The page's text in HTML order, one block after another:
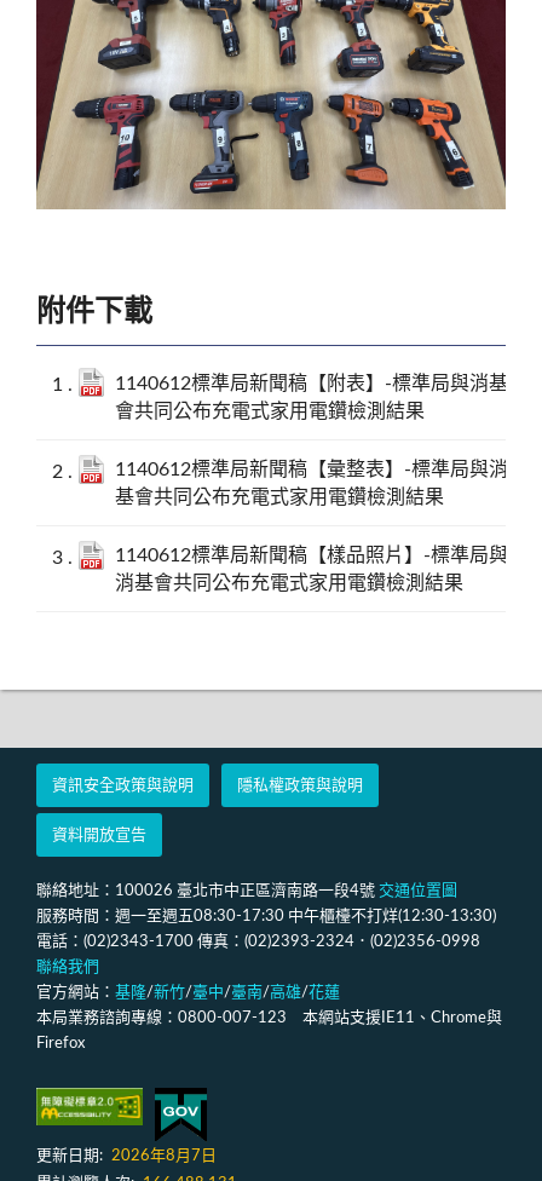
附件下載
1140612標準局新聞稿【附表】-標準局與消基
會共同公布充電式家用電鑽檢測結果
1140612標準局新聞稿【彙整表】-標準局與消
基會共同公布充電式家用電鑽檢測結果
1140612標準局新聞稿【樣品照片】-標準局與
消基會共同公布充電式家用電鑽檢測結果
資訊安全政策與說明 隱私權政策與說明
資料開放宣告
聯絡地址：100026 臺北市中正區濟南路一段4號 交通位置圖
服務時間：週一至週五08:30-17:30 中午櫃檯不打烊(12:30-13:30)
電話：(02)2343-1700 傳真：(02)2393-2324．(02)2356-0998
聯絡我們
官方網站： 基隆/新竹/臺中/臺南/高雄/花蓮
本局業務諮詢專線：0800-007-123 本網站支援IE11、Chrome與
Firefox
更新日期: 2026年8月7日